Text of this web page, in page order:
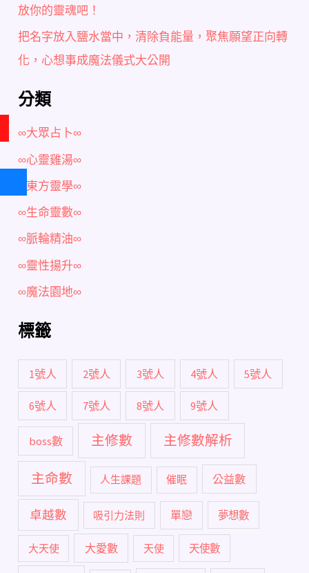
放你的靈魂吧！
把名字放入鹽水當中，清除負能量，聚焦願望正向轉
化，心想事成魔法儀式大公開
分類
∞大眾占卜∞
∞心靈雞湯∞
∞東方靈學∞
∞生命靈數∞
∞脈輪精油∞
∞靈性揚升∞
∞魔法園地∞
標籤
1號人 2號人 3號人 4號人 5號人
6號人 7號人 8號人 9號人
boss數 主修數 主修數解析
主命數 人生課題 催眠 公益數
卓越數 吸引力法則 單戀 夢想數
大天使 大愛數 天使 天使數